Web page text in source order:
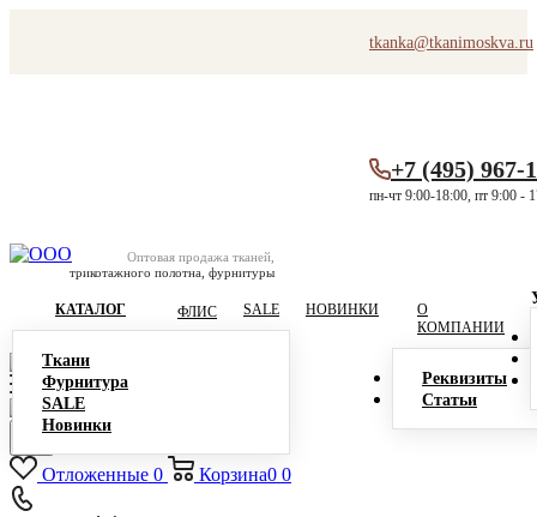
tkanka@tkanimoskva.ru
Оптовая продажа тканей,
трикотажного полотна, фурнитуры
+7 (495) 967-
пн-чт 9:00-18:00, пт 9:00 -
КАТАЛОГ
Ткани
Фурнитура
SALE
Новинки
ФЛИС SALE НОВИНКИ
О
КОМПАНИИ
Реквизиты
Статьи
Отложенные 0 Корзина0 0